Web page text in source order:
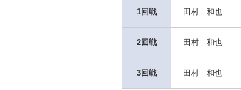
1回戦 田村 和也
2回戦 田村 和也
3回戦 田村 和也